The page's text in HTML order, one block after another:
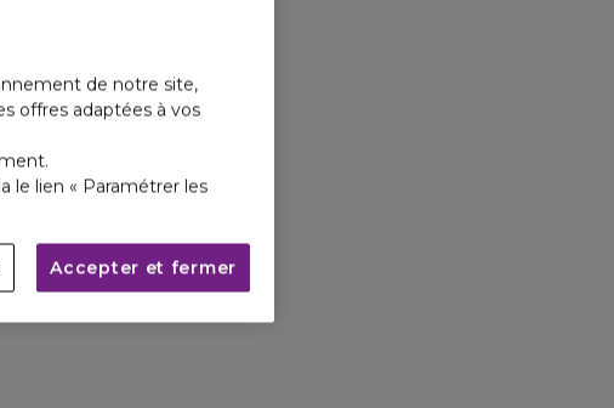
de notre site,
offres adaptées à vos
le lien « Paramétrer les
Accepter et fermer